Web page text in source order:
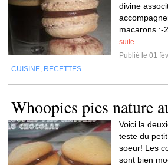
divine
macarons :-
suite
Publié le 01
CUISINE, RECETTES
Whoopies pies nature
Voici la
teste du
soeur! Les
sont bien